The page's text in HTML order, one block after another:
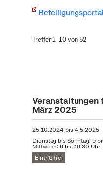
Treffer 1–10 von 52
Veranstaltungen
März 2025
25.10.2024 bis4.5.2025
Dienstag bis Sonntag: 9
Mittwoch: 9 bis 19:30 Uhr
Eintritt frei